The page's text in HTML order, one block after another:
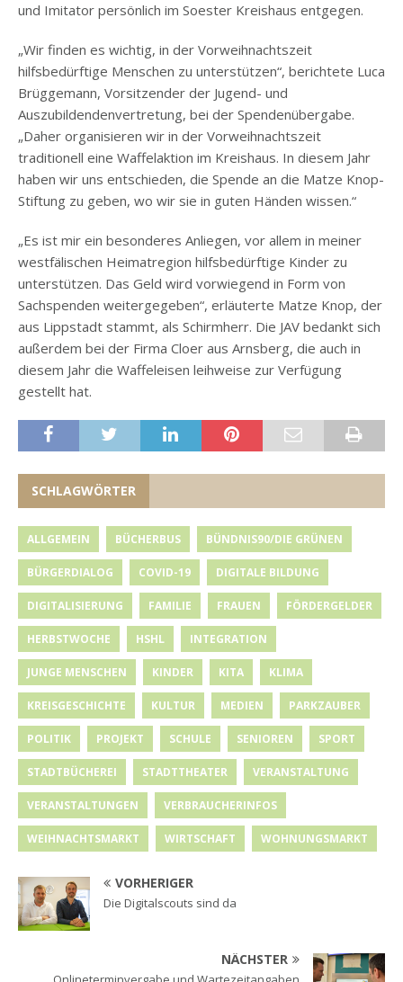
und Imitator persönlich im Soester Kreishaus entgegen.
„Wir finden es wichtig, in der Vorweihnachtszeit
hilfsbedürftige Menschen zu unterstützen“, berichtete Luca
Brüggemann, Vorsitzender der Jugend- und
Auszubildendenvertretung, bei der Spendenübergabe.
„Daher organisieren wir in der Vorweihnachtszeit
traditionell eine Waffelaktion im Kreishaus. In diesem Jahr
haben wir uns entschieden, die Spende an die Matze Knop-
Stiftung zu geben, wo wir sie in guten Händen wissen.“
„Es ist mir ein besonderes Anliegen, vor allem in meiner
westfälischen Heimatregion hilfsbedürftige Kinder zu
unterstützen. Das Geld wird vorwiegend in Form von
Sachspenden weitergegeben“, erläuterte Matze Knop, der
aus Lippstadt stammt, als Schirmherr. Die JAV bedankt sich
außerdem bei der Firma Cloer aus Arnsberg, die auch in
diesem Jahr die Waffeleisen leihweise zur Verfügung
gestellt hat.
SCHLAGWÖRTER
ALLGEMEIN BÜCHERBUS BÜNDNIS90/DIE GRÜNEN
BÜRGERDIALOG COVID-19 DIGITALE BILDUNG
DIGITALISIERUNG FAMILIE FRAUEN FÖRDERGELDER
HERBSTWOCHE HSHL INTEGRATION
JUNGE MENSCHEN KINDER KITA KLIMA
KREISGESCHICHTE KULTUR MEDIEN PARKZAUBER
POLITIK PROJEKT SCHULE SENIOREN SPORT
STADTBÜCHEREI STADTTHEATER VERANSTALTUNG
VERANSTALTUNGEN VERBRAUCHERINFOS
WEIHNACHTSMARKT WIRTSCHAFT WOHNUNGSMARKT
VORHERIGER
Die Digitalscouts sind da
NÄCHSTER